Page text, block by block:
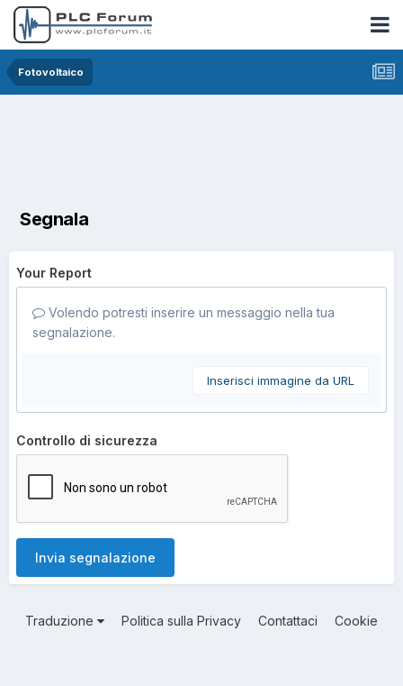
Fotovoltaico
Segnala
Your Report
Volendo potresti inserire un messaggio nella tua
segnalazione.
Inserisci immagine da URL
Controllo di sicurezza
Invia segnalazione
Traduzione Politica sulla Privacy Contattaci Cookie